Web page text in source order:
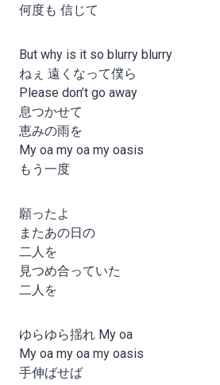
何度も 信じて
But why is it so blurry blurry
ねぇ 遠くなって僕ら
Please don’t go away
息つかせて
恵みの雨を
My oa my oa my oasis
もう一度
願ったよ
またあの日の
二人を
見つめ合っていた
二人を
ゆらゆら揺れ My oa
My oa my oa my oasis
手伸ばせば